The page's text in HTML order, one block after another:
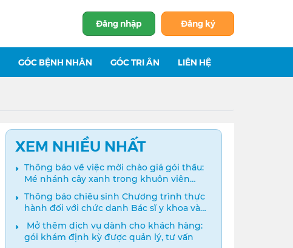
Đăng nhập Đăng ký
GÓC BỆNH NHÂN GÓC TRI ÂN LIÊN HỆ
XEM NHIỀU NHẤT
Thông báo về việc mời chào giá gói thầu:
Mé nhánh cây xanh trong khuôn viên
bệnh viện
Thông báo chiêu sinh Chương trình thực
hành đối với chức danh Bác sĩ y khoa và
Điều dưỡng năm 2024
️ Mở thêm dịch vụ dành cho khách hàng:
gói khám định kỳ được quản lý, tư vấn